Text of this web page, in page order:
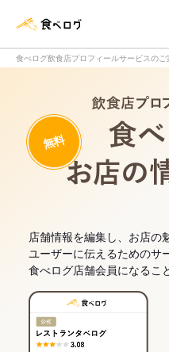
食べログ飲食店プロフィールサービスのご
無料
店舗情報を編集し、お店の
ユーザーに伝えるためのサ
食べログ店舗会員になるこ